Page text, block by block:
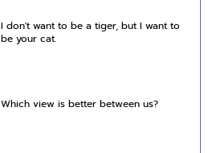
I don't want to be a tiger, but I want to
be your cat.
Which view is better between us?